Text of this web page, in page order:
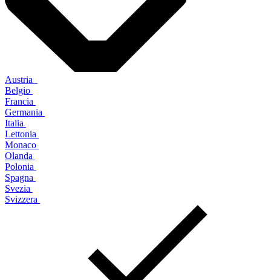
Austria
Belgio
Francia
Germania
Italia
Lettonia
Monaco
Olanda
Polonia
Spagna
Svezia
Svizzera